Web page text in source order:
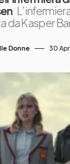
da Kasper
Donne 30